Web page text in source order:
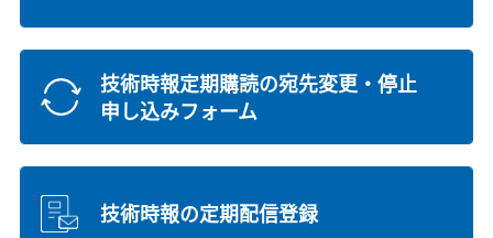
技術時報定期購読の宛先変更・停止
申し込みフォーム
技術時報の定期配信登録